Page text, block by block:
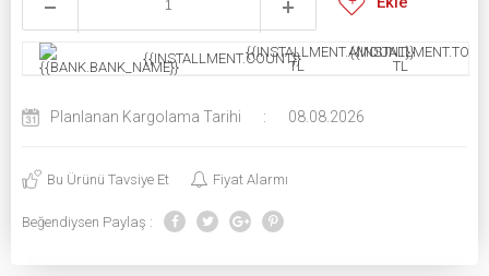
{{INSTALLMENT.COUNT}}{{INSTALLMENT.AMOUNT}}
TL
TL
Planlanan Kargolama Tarihi : 08.08.2026
Bu Ürünü Tavsiye Et Fiyat Alarmı
Beğendiysen Paylaş :